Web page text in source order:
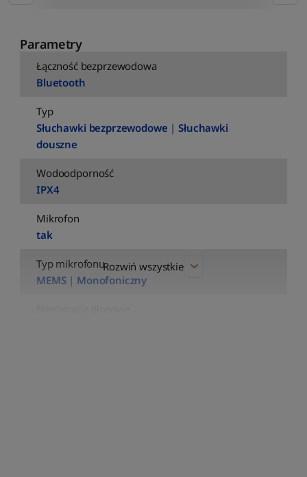
Parametry
Łączność bezprzewodowa
Bluetooth
Typ
Słuchawki bezprzewodowe |Słuchawki
douszne
Wodoodporność
IPX4
Mikrofon
tak
Typ mikrofonu
MEMS| Monofoniczny
Rozwiń wszystkie